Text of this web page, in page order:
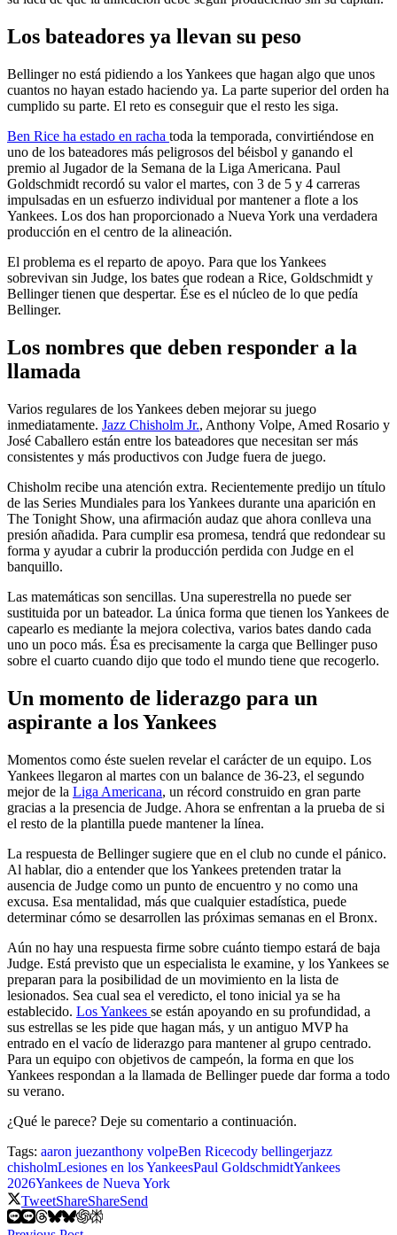
Los bateadores ya llevan su peso
Bellinger no está pidiendo a los Yankees que hagan algo que unos
cuantos no hayan estado haciendo ya. La parte superior del orden ha
cumplido su parte. El reto es conseguir que el resto les siga.
Ben Rice ha estado en racha toda la temporada, convirtiéndose en
uno de los bateadores más peligrosos del béisbol y ganando el
premio al Jugador de la Semana de la Liga Americana. Paul
Goldschmidt recordó su valor el martes, con 3 de 5 y 4 carreras
impulsadas en un esfuerzo individual por mantener a flote a los
Yankees. Los dos han proporcionado a Nueva York una verdadera
producción en el centro de la alineación.
El problema es el reparto de apoyo. Para que los Yankees
sobrevivan sin Judge, los bates que rodean a Rice, Goldschmidt y
Bellinger tienen que despertar. Ése es el núcleo de lo que pedía
Bellinger.
Los nombres que deben responder a la
llamada
Varios regulares de los Yankees deben mejorar su juego
inmediatamente. Jazz Chisholm Jr., Anthony Volpe, Amed Rosario y
José Caballero están entre los bateadores que necesitan ser más
consistentes y más productivos con Judge fuera de juego.
Chisholm recibe una atención extra. Recientemente predijo un título
de las Series Mundiales para los Yankees durante una aparición en
The Tonight Show, una afirmación audaz que ahora conlleva una
presión añadida. Para cumplir esa promesa, tendrá que redondear su
forma y ayudar a cubrir la producción perdida con Judge en el
banquillo.
Las matemáticas son sencillas. Una superestrella no puede ser
sustituida por un bateador. La única forma que tienen los Yankees de
capearlo es mediante la mejora colectiva, varios bates dando cada
uno un poco más. Ésa es precisamente la carga que Bellinger puso
sobre el cuarto cuando dijo que todo el mundo tiene que recogerlo.
Un momento de liderazgo para un
aspirante a los Yankees
Momentos como éste suelen revelar el carácter de un equipo. Los
Yankees llegaron al martes con un balance de 36-23, el segundo
mejor de la Liga Americana, un récord construido en gran parte
gracias a la presencia de Judge. Ahora se enfrentan a la prueba de si
el resto de la plantilla puede mantener la línea.
La respuesta de Bellinger sugiere que en el club no cunde el pánico.
Al hablar, dio a entender que los Yankees pretenden tratar la
ausencia de Judge como un punto de encuentro y no como una
excusa. Esa mentalidad, más que cualquier estadística, puede
determinar cómo se desarrollen las próximas semanas en el Bronx.
Aún no hay una respuesta firme sobre cuánto tiempo estará de baja
Judge. Está previsto que un especialista le examine, y los Yankees se
preparan para la posibilidad de un movimiento en la lista de
lesionados. Sea cual sea el veredicto, el tono inicial ya se ha
establecido. Los Yankees se están apoyando en su profundidad, a
sus estrellas se les pide que hagan más, y un antiguo MVP ha
entrado en el vacío de liderazgo para mantener al grupo centrado.
Para un equipo con objetivos de campeón, la forma en que los
Yankees respondan a la llamada de Bellinger puede dar forma a todo
su verano.
¿Qué le parece? Deje su comentario a continuación.
Tags: aaron juezanthony volpeBen Ricecody bellingerjazz
chisholmLesiones en los YankeesPaul GoldschmidtYankees
2026Yankees de Nueva York
TweetShareShareSend